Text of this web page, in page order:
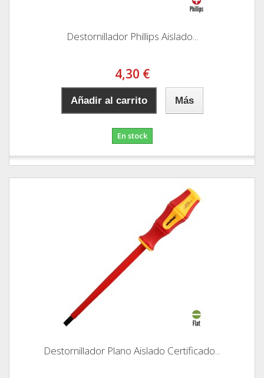
Destornillador Phillips Aislado...
4,30 €
Añadir al carrito Más
En stock
Destornillador Plano Aislado Certificado...